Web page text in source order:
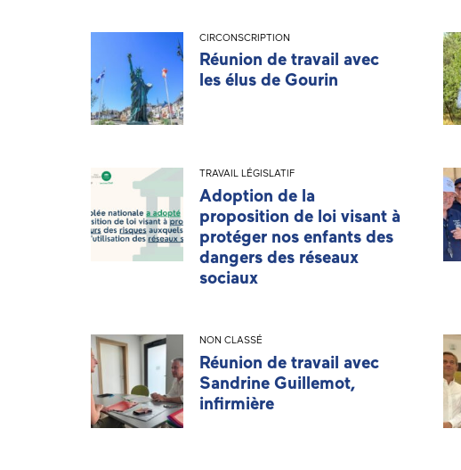
CIRCONSCRIPTION
Réunion de travail avec
les élus de Gourin
TRAVAIL LÉGISLATIF
Adoption de la
proposition de loi visant à
protéger nos enfants des
dangers des réseaux
sociaux
NON CLASSÉ
Réunion de travail avec
Sandrine Guillemot,
infirmière